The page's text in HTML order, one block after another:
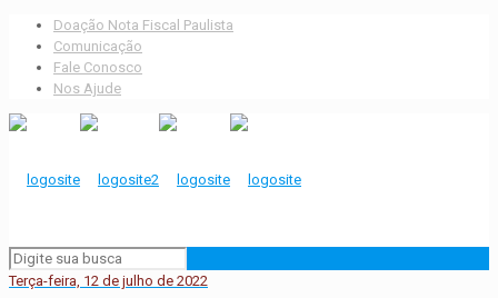
Doação Nota Fiscal Paulista
Comunicação
Fale Conosco
Nos Ajude
Terça-feira, 12 de julho de 2022